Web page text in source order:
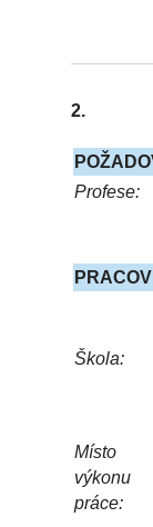
2.
Profese:
Škola:
Místo
výkonu
práce: